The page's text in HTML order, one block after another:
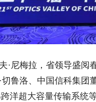
梅拉，省领导盛阅
鲁洛、中国信科集
洋超大容量传输系统